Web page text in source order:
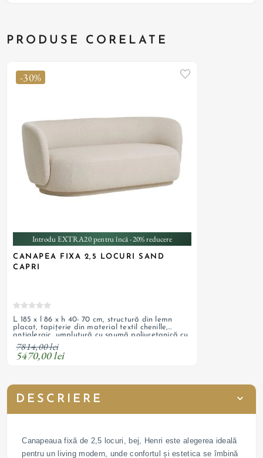
PRODUSE CORELATE
-30%
Introdu EXTRA20 pentru încă -20% reducere
CANAPEA FIXA 2,5 LOCURI SAND
CAPRI
L 185 x l 86 x h 40- 70 cm, structură din lemn
placat, tapițerie din material textil chenille,
antialergic, umplutură cu spumă poliuretanică cu
densitate T 36 kg/m3, picioare din metal
7814,00 lei
5470,00 lei
DESCRIERE
Canapeaua fixă de 2,5 locuri, bej, Henri este alegerea ideală
pentru un living modern, unde confortul și estetica se îmbină